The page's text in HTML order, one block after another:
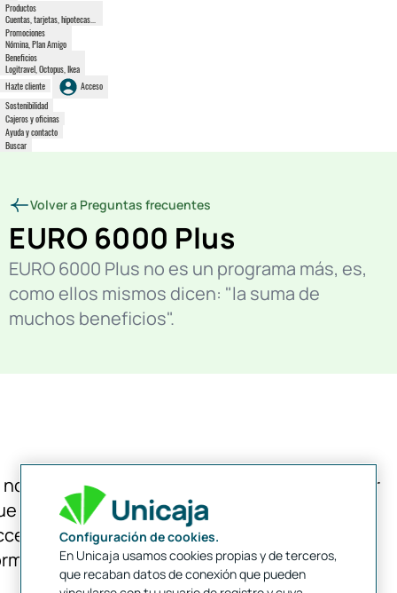
Productos
Cuentas, tarjetas, hipotecas...
Promociones
Nómina, Plan Amigo
Beneficios
Logitravel, Octopus, Ikea
Hazte cliente
Acceso
Sostenibilidad
Cajeros y oficinas
Ayuda y contacto
Buscar
Volver a Preguntas frecuentes
EURO 6000 Plus
EURO 6000 Plus no es un programa más, es,
como ellos mismos dicen: "la suma de
muchos beneficios".
no conoces aún EURO 6000 Plus, debes saber
se trata de un programa con el que tienes
a multitud de beneficios, catalogado en
de promociones y descuentos.
Configuración de cookies.
En Unicaja usamos cookies propias y de terceros,
que recaban datos de conexión que pueden